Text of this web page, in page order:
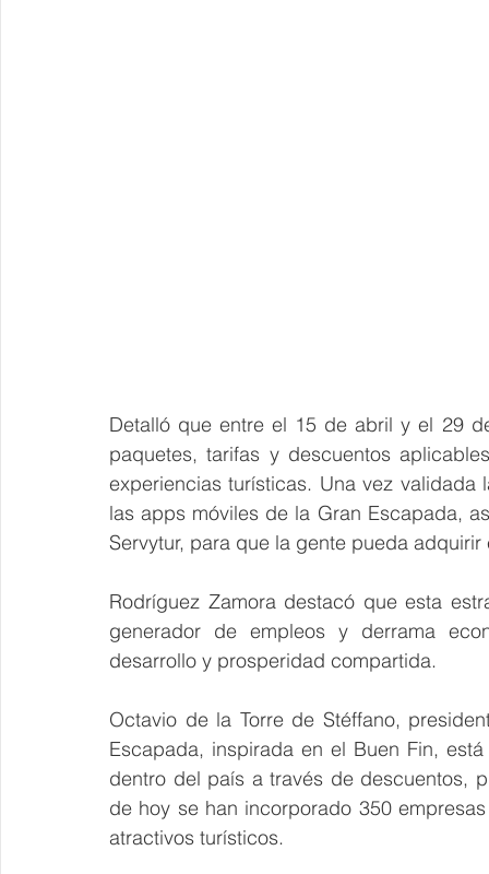
Detalló que entre el 15 de abril y el 29
paquetes, tarifas y descuentos
experiencias turísticas. Una vez
las apps móviles de la Gran Escapada,
Servytur, para que la gente pueda
Rodríguez Zamora destacó que esta
generador de empleos y derrama
desarrollo y prosperidad compartida.
Octavio de la Torre de Stéffano,
Escapada, inspirada en el Buen Fin,
dentro del país a través de descuentos,
de hoy se han incorporado 350
atractivos turísticos.